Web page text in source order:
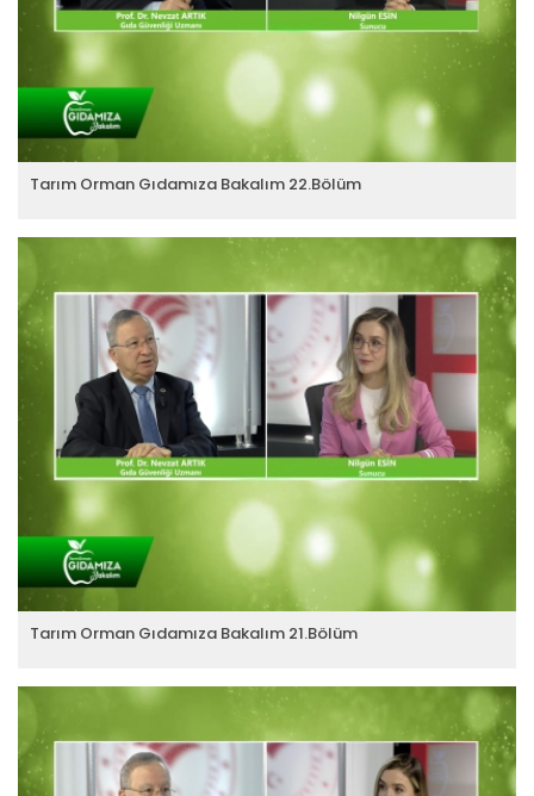
Tarım Orman Gıdamıza Bakalım 22.Bölüm
Tarım Orman Gıdamıza Bakalım 21.Bölüm